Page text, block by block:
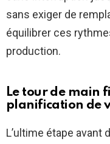
sans exiger de
équilibrer ces
production.
Le tour de main
planification de
L’ultime étape avant